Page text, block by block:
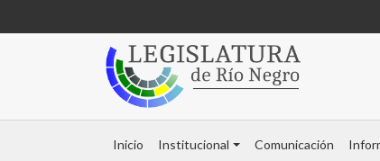
Inicio Institucional Comunicación